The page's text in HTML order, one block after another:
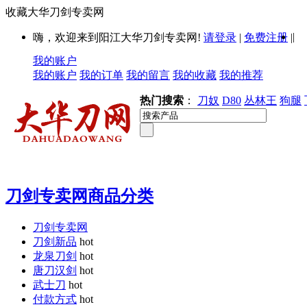
收藏大华刀剑专卖网
嗨，欢迎来到阳江大华刀剑专卖网! 请登录 | 免费注册 ||
我的账户
我的账户 我的订单 我的留言 我的收藏 我的推荐
热门搜索 ： 刀奴 D80 丛林王 狗腿
刀剑专卖网商品分类
刀剑专卖网
刀剑新品 hot
龙泉刀剑 hot
唐刀汉剑 hot
武士刀 hot
付款方式 hot